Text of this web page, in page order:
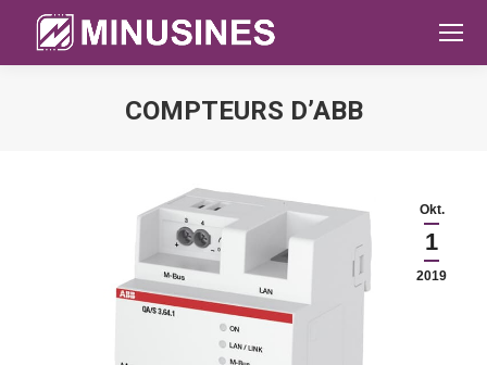
COMPTEURS D’ABB
Okt.
1
2019